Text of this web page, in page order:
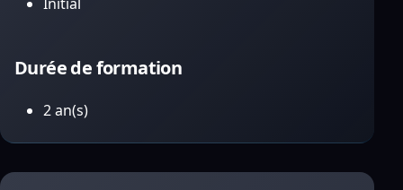
Durée de formation
2 an(s)